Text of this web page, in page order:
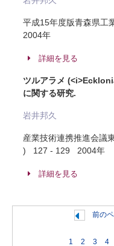
平成15年度版青森県工
2004年
詳細を見る
ツルアラメ
に関する研究.
岩井邦久
産業技術連携推進会議
) 127 - 129 2004年
詳細を見る
前の
1 2 3 4